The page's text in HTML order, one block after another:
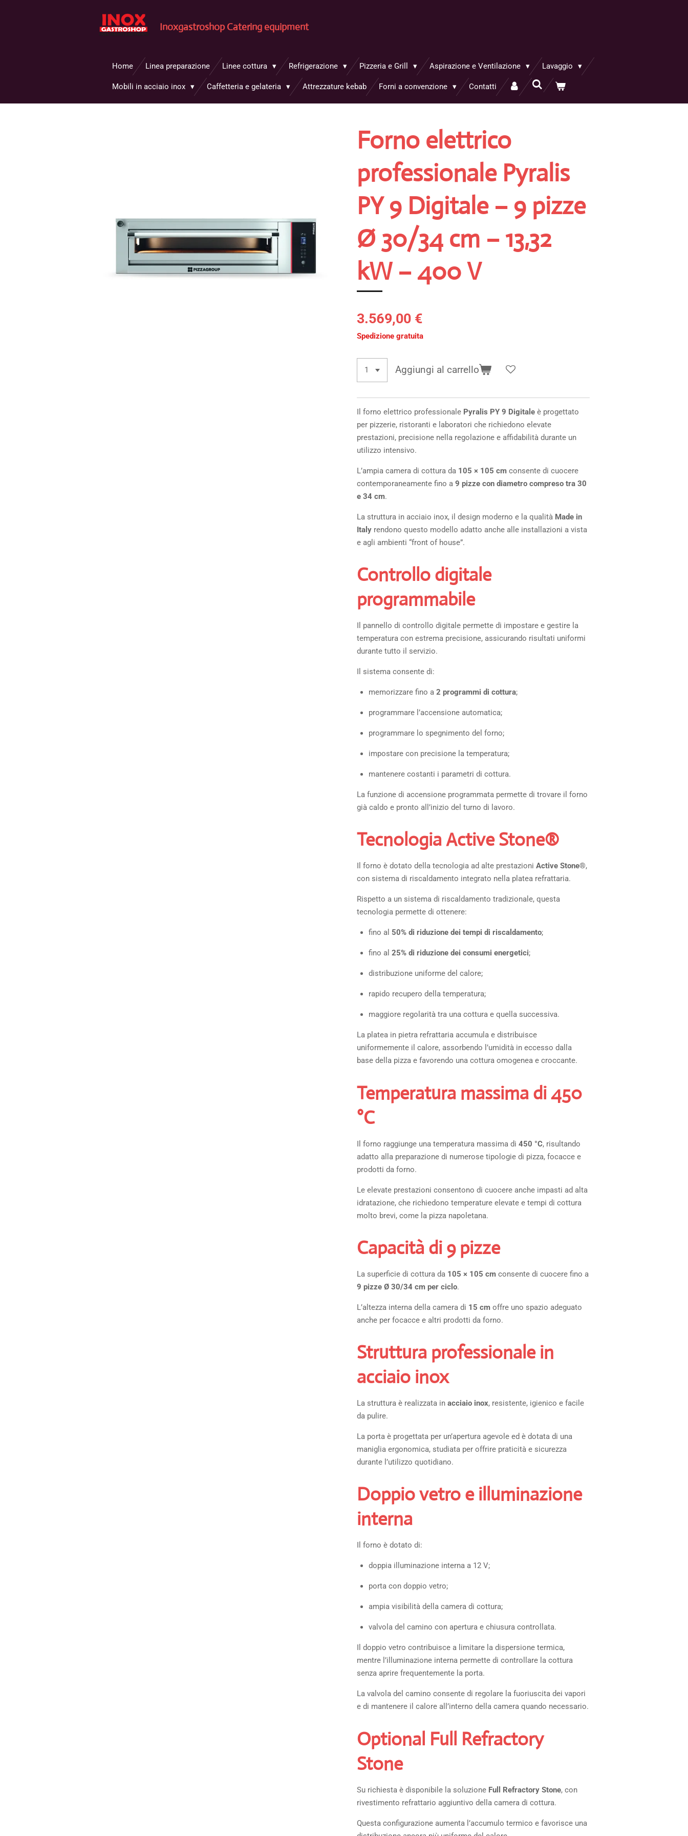
Inoxgastroshop Catering equipment
Home Linea preparazione Linee cottura Refrigerazione Pizzeria e Grill Aspirazione e Ventilazione Lavaggio
Mobili in acciaio inox Caffetteria e gelateria Attrezzature kebab Forni a convenzione Contatti
Forno elettrico
professionale Pyralis
PY 9 Digitale – 9 pizze
Ø 30/34 cm – 13,32
kW – 400 V
3.569,00 €
Spedizione gratuita
Aggiungi al carrello
Il forno elettrico professionale Pyralis PY 9 Digitale è progettato
per pizzerie, ristoranti e laboratori che richiedono elevate
prestazioni, precisione nella regolazione e affidabilità durante un
utilizzo intensivo.
L’ampia camera di cottura da 105 × 105 cm consente di cuocere
contemporaneamente fino a 9 pizze con diametro compreso tra 30
e 34 cm.
La struttura in acciaio inox, il design moderno e la qualità Made in
Italy rendono questo modello adatto anche alle installazioni a vista
e agli ambienti “front of house”.
Controllo digitale
programmabile
Il pannello di controllo digitale permette di impostare e gestire la
temperatura con estrema precisione, assicurando risultati uniformi
durante tutto il servizio.
Il sistema consente di:
memorizzare fino a 2 programmi di cottura;
programmare l’accensione automatica;
programmare lo spegnimento del forno;
impostare con precisione la temperatura;
mantenere costanti i parametri di cottura.
La funzione di accensione programmata permette di trovare il forno
già caldo e pronto all’inizio del turno di lavoro.
Tecnologia Active Stone®
Il forno è dotato della tecnologia ad alte prestazioni Active Stone®,
con sistema di riscaldamento integrato nella platea refrattaria.
Rispetto a un sistema di riscaldamento tradizionale, questa
tecnologia permette di ottenere:
fino al 50% di riduzione dei tempi di riscaldamento;
fino al 25% di riduzione dei consumi energetici;
distribuzione uniforme del calore;
rapido recupero della temperatura;
maggiore regolarità tra una cottura e quella successiva.
La platea in pietra refrattaria accumula e distribuisce
uniformemente il calore, assorbendo l’umidità in eccesso dalla
base della pizza e favorendo una cottura omogenea e croccante.
Temperatura massima di 450
°C
Il forno raggiunge una temperatura massima di 450 °C, risultando
adatto alla preparazione di numerose tipologie di pizza, focacce e
prodotti da forno.
Le elevate prestazioni consentono di cuocere anche impasti ad alta
idratazione, che richiedono temperature elevate e tempi di cottura
molto brevi, come la pizza napoletana.
Capacità di 9 pizze
La superficie di cottura da 105 × 105 cm consente di cuocere fino a
9 pizze Ø 30/34 cm per ciclo.
L’altezza interna della camera di 15 cm offre uno spazio adeguato
anche per focacce e altri prodotti da forno.
Struttura professionale in
acciaio inox
La struttura è realizzata in acciaio inox, resistente, igienico e facile
da pulire.
La porta è progettata per un’apertura agevole ed è dotata di una
maniglia ergonomica, studiata per offrire praticità e sicurezza
durante l’utilizzo quotidiano.
Doppio vetro e illuminazione
interna
Il forno è dotato di:
doppia illuminazione interna a 12 V;
porta con doppio vetro;
ampia visibilità della camera di cottura;
valvola del camino con apertura e chiusura controllata.
Il doppio vetro contribuisce a limitare la dispersione termica,
mentre l’illuminazione interna permette di controllare la cottura
senza aprire frequentemente la porta.
La valvola del camino consente di regolare la fuoriuscita dei vapori
e di mantenere il calore all’interno della camera quando necessario.
Optional Full Refractory
Stone
Su richiesta è disponibile la soluzione Full Refractory Stone, con
rivestimento refrattario aggiuntivo della camera di cottura.
Questa configurazione aumenta l’accumulo termico e favorisce una